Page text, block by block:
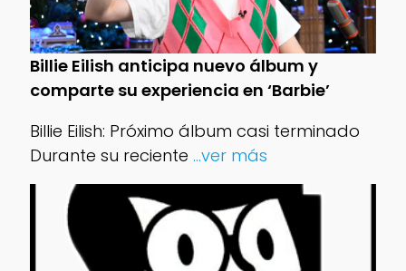
Billie Eilish anticipa nuevo álbum y
comparte su experiencia en ‘Barbie’
Billie Eilish: Próximo álbum casi terminado
Durante su reciente ...ver más